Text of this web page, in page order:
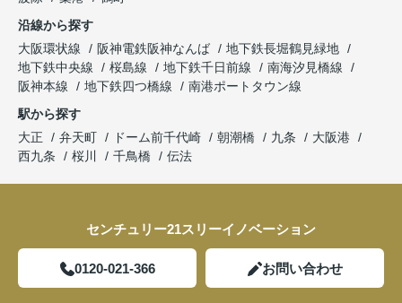
沿線から探す
大阪環状線
阪神電鉄阪神なんば
地下鉄長堀鶴見緑地
地下鉄中央線
桜島線 地下鉄千日前線
南海汐見橋線
阪神本線
地下鉄四つ橋線
南港ポートタウン線
駅から探す
大正
弁天町 ドーム前千代崎 朝潮橋 九条
大阪港
西九条
桜川 千鳥橋 伝法
センチュリー21スリーイノベーション
0120-021-366 お問い合わせ